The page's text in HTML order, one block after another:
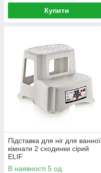
Купити
Підставка для ніг для ванної
кімнати 2 сходинки сірий
ELIF
В наявності 5 од.